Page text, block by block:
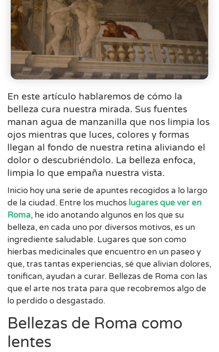
En este artículo hablaremos de cómo la
belleza cura nuestra mirada. Sus fuentes
manan agua de manzanilla que nos limpia los
ojos mientras que luces, colores y formas
llegan al fondo de nuestra retina aliviando el
dolor o descubriéndolo. La belleza enfoca,
limpia lo que empaña nuestra vista.
Inicio hoy una serie de apuntes recogidos a lo largo
de la ciudad. Entre los muchos lugares que ver en
Roma, he ido anotando algunos en los que su
belleza, en cada uno por diversos motivos, es un
ingrediente saludable. Lugares que son como
hierbas medicinales que encuentro en un paseo y
que, tras tantas experiencias, sé que alivian dolores,
tonifican, ayudan a curar. Bellezas de Roma con las
que el arte nos trata para que recobremos algo de
lo perdido o desgastado.
Bellezas de Roma como
lentes